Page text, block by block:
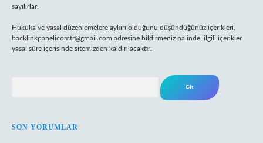
sayılırlar.
Hukuka ve yasal düzenlemelere aykırı olduğunu düşündüğünüz içerikleri,
backlinkpanelicomtr@gmail.com adresine bildirmeniz halinde, ilgili içerikler
yasal süre içerisinde sitemizden kaldırılacaktır.
SON YORUMLAR